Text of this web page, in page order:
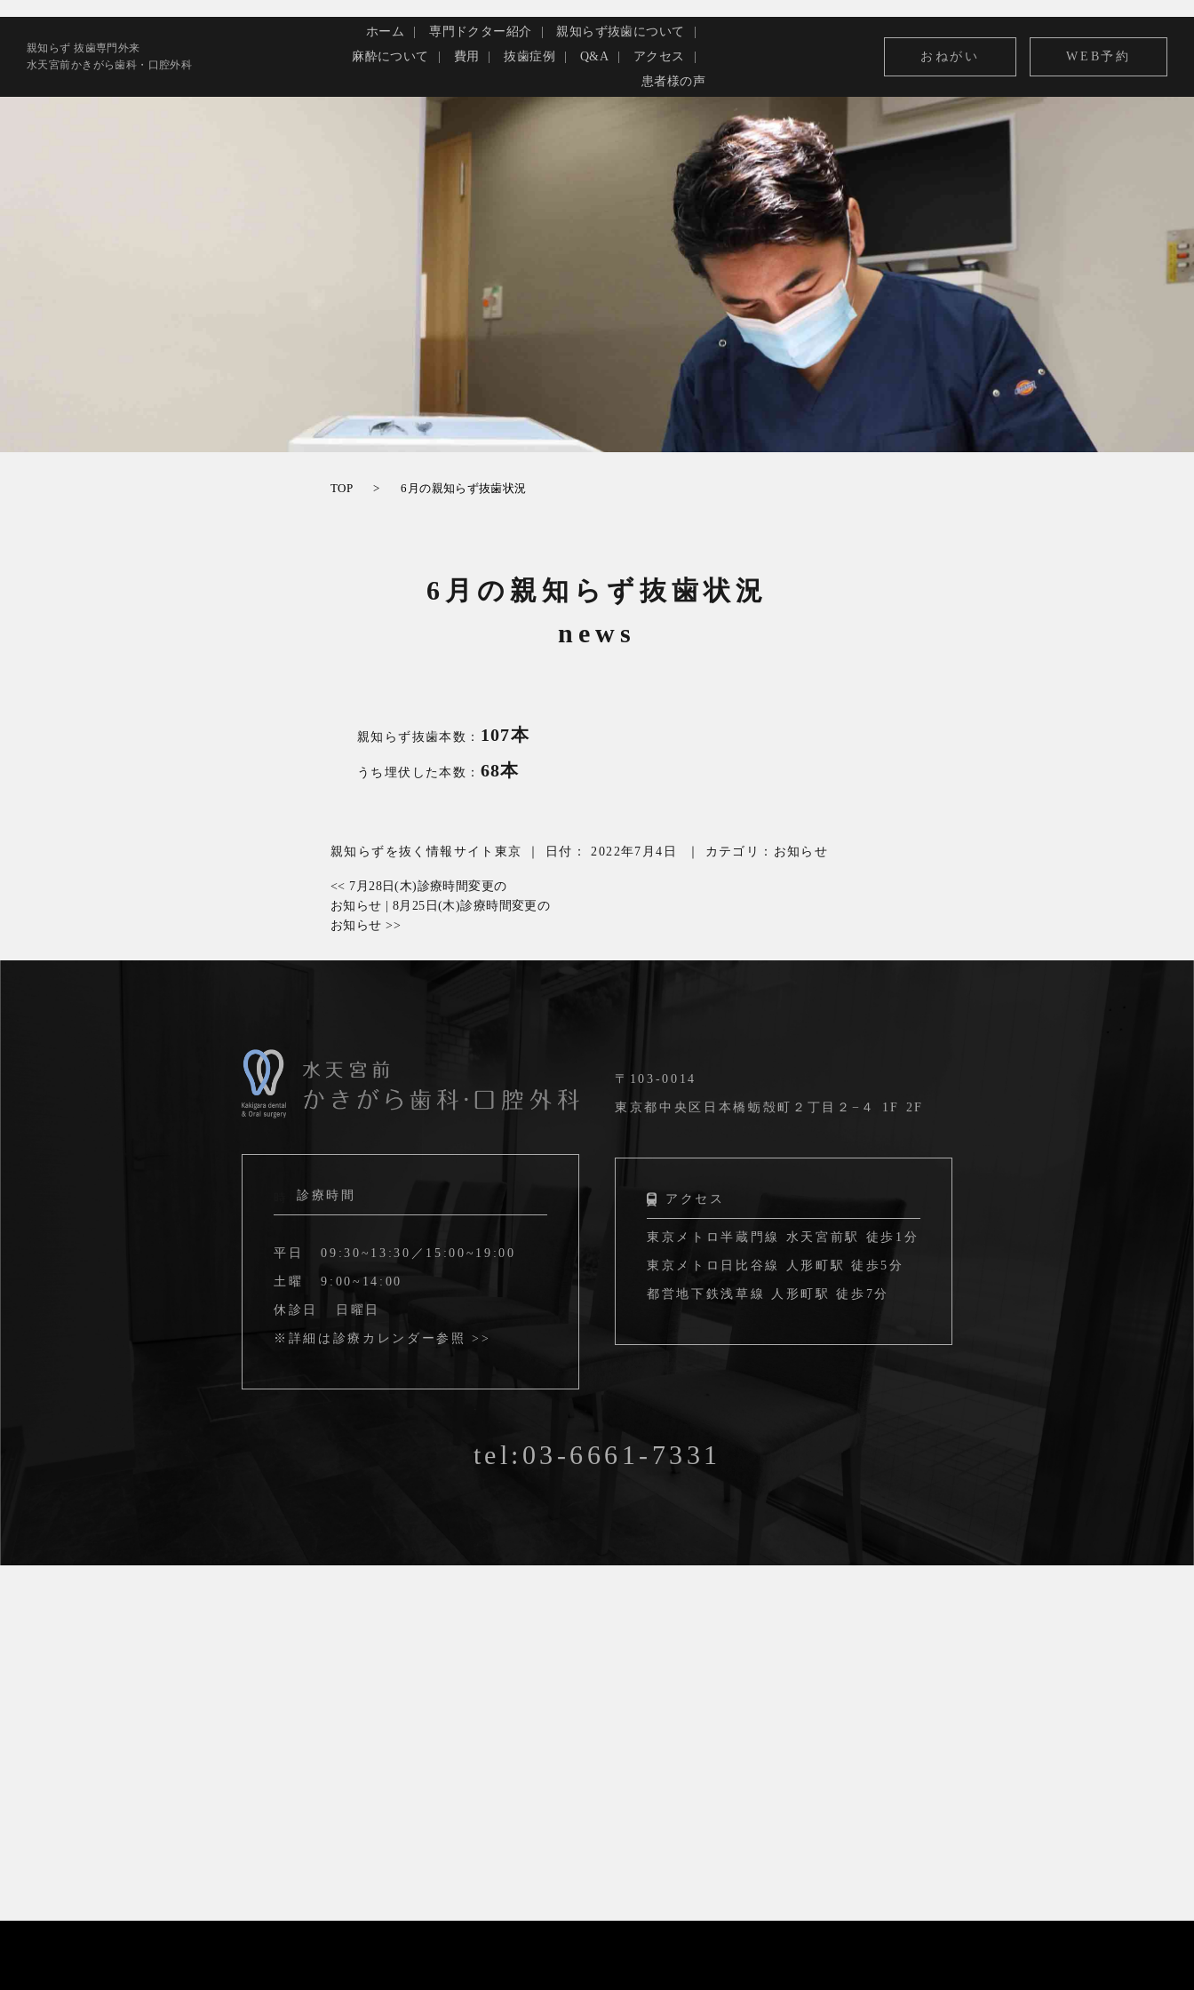
親知らず 抜歯専門外来
水天宮前かきがら歯科・口腔外科
ホーム 専門ドクター紹介
親知らず抜歯について
麻酔について
費用 抜歯症例 Q&A
アクセス
患者様の声
WEB予約
おねがい
TOP 6月の親知らず抜歯状況
6月の親知らず抜歯状況
news
親知らず抜歯本数： 107本
うち埋伏した本数： 68本
親知らずを抜く情報サイト東京 日付：2022年7月4日 カテゴリ： お知らせ
<< 7月28日(木)診療時間変更の
お知らせ
8月25日(木)診療時間変更の
お知らせ>>
診療時間
平日 09:30~13:30／15:00~19:00
土曜 9:00~14:00
休診日 日曜日
※詳細は 診療カレンダー参照 >>
〒103-0014
東京都中央区日本橋蛎殻町２丁目２−４ 1F 2F
アクセス
東京メトロ半蔵門線 水天宮前駅 徒歩1分
東京メトロ日比谷線 人形町駅 徒歩5分
都営地下鉄浅草線 人形町駅 徒歩7分
tel:03-6661-7331